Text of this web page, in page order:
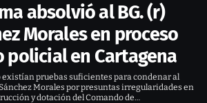
absolvió al BG. (r)
Morales en proceso
policial en Cartagena
existían pruebas suficientes para condenar al
Morales por presuntas irregularidades en
y dotación del Comando de…